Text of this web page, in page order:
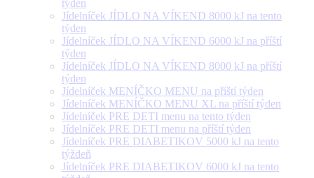
týden
Jídelníček JÍDLO NA VÍKEND 8000 kJ na tento
týden
Jídelníček JÍDLO NA VÍKEND 6000 kJ na příští
týden
Jídelníček JÍDLO NA VÍKEND 8000 kJ na příští
týden
Jídelníček MENÍČKO MENU na příští týden
Jídelníček MENÍČKO MENU XL na příští týden
Jídelníček PRE DETI menu na tento týden
Jídelníček PRE DETI menu na příští týden
Jídelníček PRE DIABETIKOV 5000 kJ na tento
týždeň
Jídelníček PRE DIABETIKOV 6000 kJ na tento